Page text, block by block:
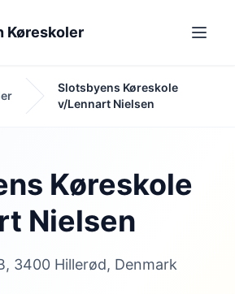
Køreskoler
Slotsbyens Køreskole
v/Lennart Nielsen
Køreskole
Nielsen
3400 Hillerød, Denmark